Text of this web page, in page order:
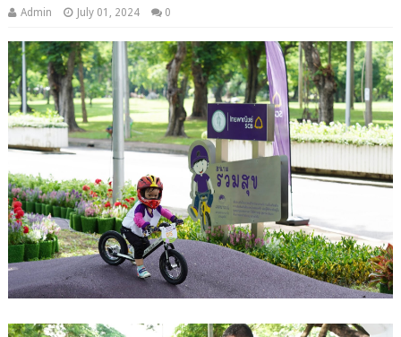
Admin July 01, 2024 0